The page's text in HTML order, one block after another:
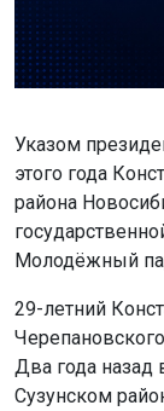
Указом
этого года
района
Молодёжный
29-летний
Два года
Сузунском